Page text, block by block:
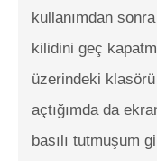
kullanımdan
kilidini geç
üzerindeki
açtığımda da
basılı tutmuşum